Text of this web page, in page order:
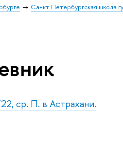
Санкт-Петербургская школа
ср. П. в Астрахани.